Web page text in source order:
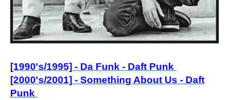
[1990's/1995] - Da Funk - Daft Punk
[2000's/2001] - Something About Us - Daft
Punk